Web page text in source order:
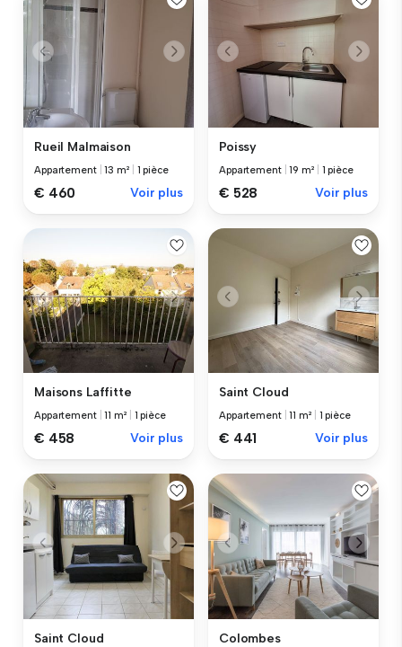
Rueil Malmaison
Appartement |13 m² 1 pièce
€ 460 Voir plus
Poissy
Appartement |19 m² 1 pièce
€ 528 Voir plus
Maisons Laffitte
Appartement |11 m² 1 pièce
€ 458 Voir plus
Saint Cloud
Appartement |11 m² 1 pièce
€ 441 Voir plus
Saint Cloud Colombes